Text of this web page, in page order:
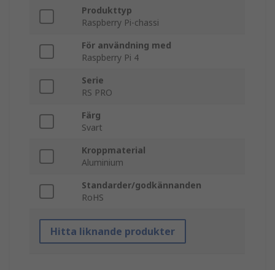
Produkttyp
Raspberry Pi-chassi
För användning med
Raspberry Pi 4
Serie
RS PRO
Färg
Svart
Kroppmaterial
Aluminium
Standarder/godkännanden
RoHS
Hitta liknande produkter